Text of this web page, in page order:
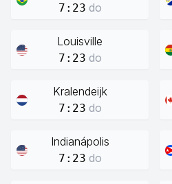
7:23 do
Louisville
7:23 do
Kralendeijk
7:23 do
Indianápolis
7:23 do